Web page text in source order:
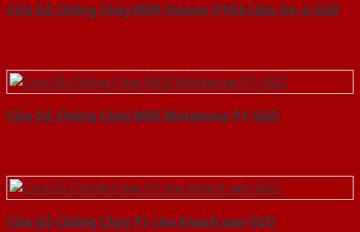
Cửa Gỗ Chống Cháy MDF Veneer P1R4 Căm Xe-a-SGD
Cửa Gỗ Chống Cháy MDF Melamine P1-SGD
Cửa Gỗ Chống Cháy P1 cho khach san-SGD